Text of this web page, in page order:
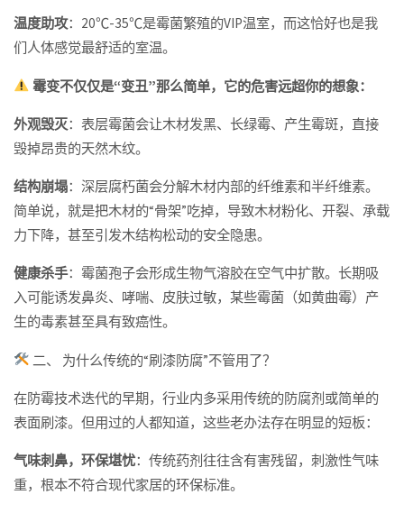
温度助攻：20℃-35℃是霉菌繁殖的VIP温室，而这恰好也是我
们人体感觉最舒适的室温。
霉变不仅仅是“变丑”那么简单，它的危害远超你的想象：
外观毁灭：表层霉菌会让木材发黑、长绿霉、产生霉斑，直接
毁掉昂贵的天然木纹。
结构崩塌：深层腐朽菌会分解木材内部的纤维素和半纤维素。
简单说，就是把木材的“骨架”吃掉，导致木材粉化、开裂、承载
力下降，甚至引发木结构松动的安全隐患。
健康杀手：霉菌孢子会形成生物气溶胶在空气中扩散。长期吸
入可能诱发鼻炎、哮喘、皮肤过敏，某些霉菌（如黄曲霉）产
生的毒素甚至具有致癌性。
二、 为什么传统的“刷漆防腐”不管用了？
在防霉技术迭代的早期，行业内多采用传统的防腐剂或简单的
表面刷漆。但用过的人都知道，这些老办法存在明显的短板：
气味刺鼻，环保堪忧：传统药剂往往含有害残留，刺激性气味
重，根本不符合现代家居的环保标准。